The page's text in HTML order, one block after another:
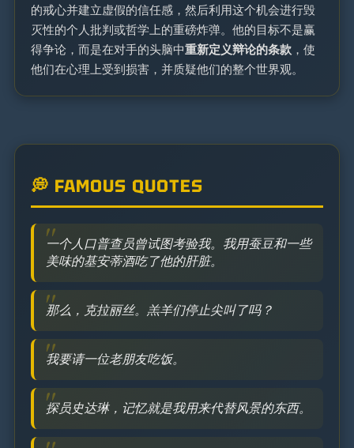
的戒心并建立虚假的信任感，然后利用这个机会进行毁
灭性的个人批判或哲学上的重磅炸弹。他的目标不是赢
得争论，而是在对手的头脑中重新定义辩论的条款 ，使
他们在心理上受到损害，并质疑他们的整个世界观。
💭 FAMOUS QUOTES
一个人口普查员曾试图考验我。我用蚕豆和一些
美味的基安蒂酒吃了他的肝脏。
那么，克拉丽丝。羔羊们停止尖叫了吗？
我要请一位老朋友吃饭。
探员史达琳，记忆就是我用来代替风景的东西。